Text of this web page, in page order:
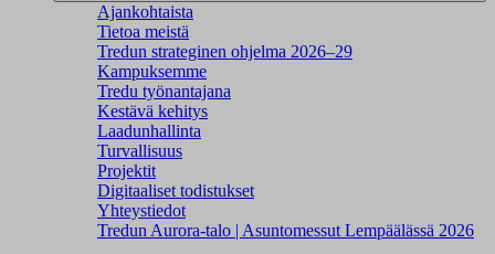
Ajankohtaista
Tietoa meistä
Tredun strateginen ohjelma 2026–29
Kampuksemme
Tredu työnantajana
Kestävä kehitys
Laadunhallinta
Turvallisuus
Projektit
Digitaaliset todistukset
Yhteystiedot
Tredun Aurora-talo | Asuntomessut Lempäälässä 2026